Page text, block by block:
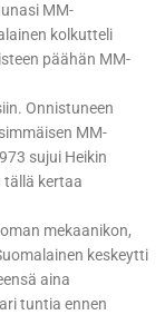
MM-
kolkutteli
päähän MM-
Onnistuneen
MM-
sujui Heikin
tällä kertaa
mekaanikon,
keskeytti
aina
tuntia ennen